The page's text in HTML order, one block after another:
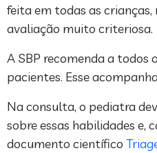
feita em todas as
avaliação muito criteriosa.
A SBP recomenda a todos
pacientes. Esse
Na consulta, o pediatra
sobre essas habilidades e,
documento científico